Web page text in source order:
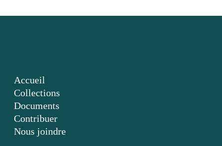
Accueil
Collections
Documents
Contribuer
Nous joindre